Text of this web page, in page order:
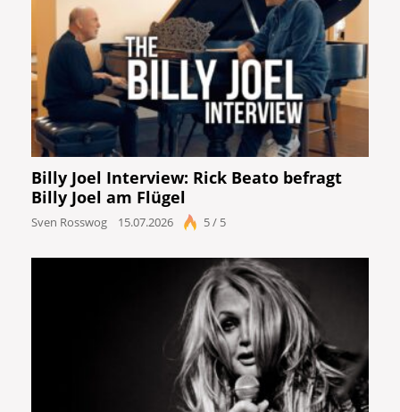
Billy Joel Interview: Rick Beato befragt
Billy Joel am Flügel
Sven Rosswog 15.07.2026 5 / 5